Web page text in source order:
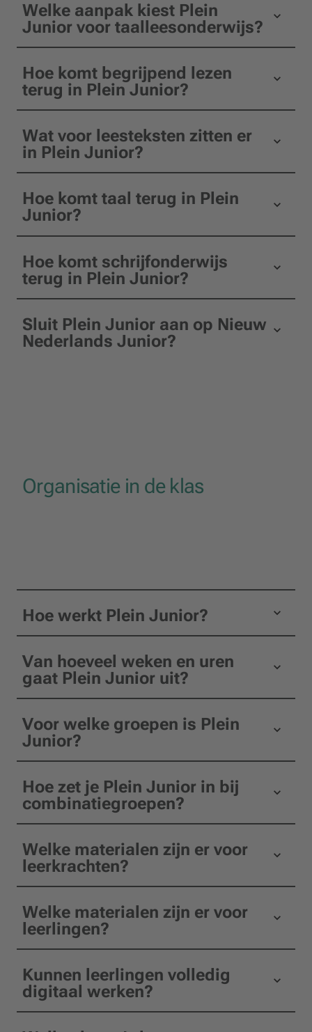
Welke aanpak kiest Plein
Junior voor taalleesonderwijs?
Hoe komt begrijpend lezen
terug in Plein Junior?
Wat voor leesteksten zitten er
in Plein Junior?
Hoe komt taal terug in Plein
Junior?
Hoe komt schrijfonderwijs
terug in Plein Junior?
Sluit Plein Junior aan op Nieuw
Nederlands Junior?
Organisatie in de klas
Hoe werkt Plein Junior?
Van hoeveel weken en uren
gaat Plein Junior uit?
Voor welke groepen is Plein
Junior?
Hoe zet je Plein Junior in bij
combinatiegroepen?
Welke materialen zijn er voor
leerkrachten?
Welke materialen zijn er voor
leerlingen?
Kunnen leerlingen volledig
digitaal werken?